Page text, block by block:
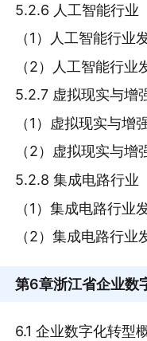
5.2.6 人工智能行业
（1）人工智能行业
（2）人工智能行业
5.2.7 虚拟现实与增
（1）虚拟现实与增
（2）虚拟现实与增
5.2.8 集成电路行业
（1）集成电路行业
（2）集成电路行业
第6章浙江省企业数
6.1 企业数字化转型